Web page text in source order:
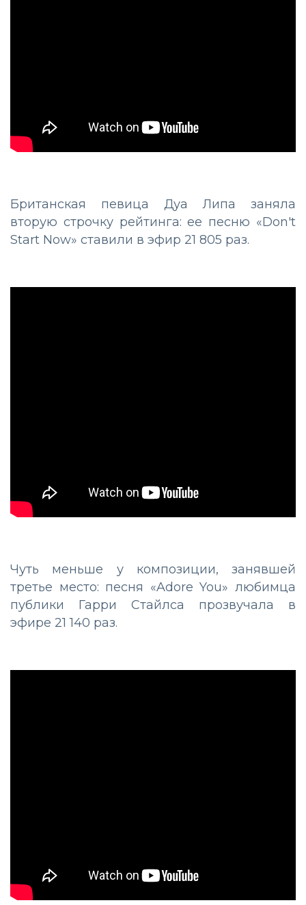
Британская певица Дуа Липа заняла
вторую строчку рейтинга: ее песню «Don't
Start Now» ставили в эфир 21 805 раз.
Чуть меньше у композиции, занявшей
третье место: песня «Adore You» любимца
публики Гарри Стайлса прозвучала в
эфире 21 140 раз.